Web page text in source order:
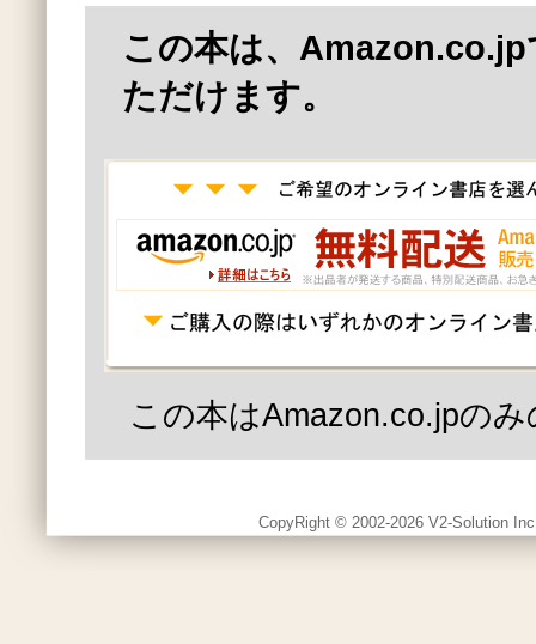
この本は、
ただけます。
この本はAmazon.co.jpの
CopyRight © 2002-2026 V2-Solution